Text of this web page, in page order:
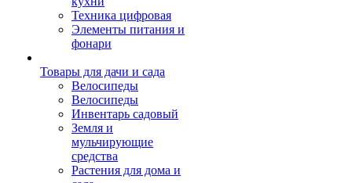
Техника цифровая
Элементы питания и
фонари
Товары для дачи и сада
Велосипеды
Велосипеды
Инвентарь садовый
Земля и
мульчирующие
средства
Растения для дома и